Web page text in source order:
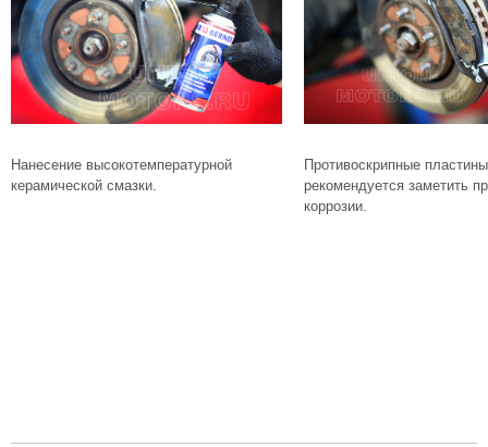
Нанесение высокотемпературной
керамической смазки.
Противоскрипные пластины
рекомендуется заметить
коррозии.